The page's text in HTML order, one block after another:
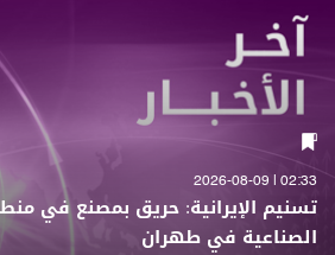
02:33 | 2026-08-09
تسنيم الإيرانية: حريق بمصنع في
الصناعية في طهران